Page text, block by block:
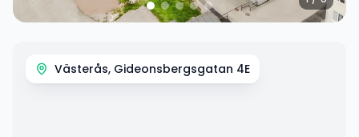
Västerås, Gideonsbergsgatan 4E